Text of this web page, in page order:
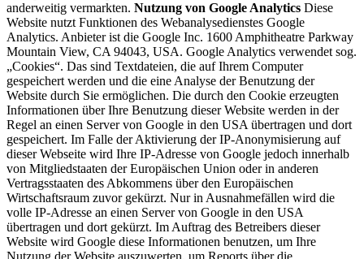
anderweitig vermarkten. Nutzung von Google Analytics Diese
Website nutzt Funktionen des Webanalysedienstes Google
Analytics. Anbieter ist die Google Inc. 1600 Amphitheatre Parkway
Mountain View, CA 94043, USA. Google Analytics verwendet sog.
„Cookies“. Das sind Textdateien, die auf Ihrem Computer
gespeichert werden und die eine Analyse der Benutzung der
Website durch Sie ermöglichen. Die durch den Cookie erzeugten
Informationen über Ihre Benutzung dieser Website werden in der
Regel an einen Server von Google in den USA übertragen und dort
gespeichert. Im Falle der Aktivierung der IP-Anonymisierung auf
dieser Webseite wird Ihre IP-Adresse von Google jedoch innerhalb
von Mitgliedstaaten der Europäischen Union oder in anderen
Vertragsstaaten des Abkommens über den Europäischen
Wirtschaftsraum zuvor gekürzt. Nur in Ausnahmefällen wird die
volle IP-Adresse an einen Server von Google in den USA
übertragen und dort gekürzt. Im Auftrag des Betreibers dieser
Website wird Google diese Informationen benutzen, um Ihre
Nutzung der Website auszuwerten, um Reports über die